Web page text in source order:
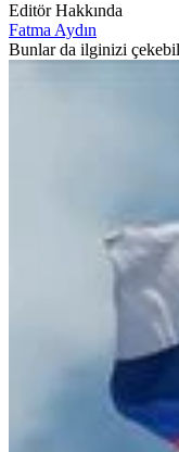
Editör Hakkında
Fatma Aydın
Bunlar da ilginizi